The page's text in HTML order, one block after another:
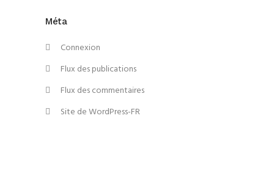
Méta
Connexion
Flux des publications
Flux des commentaires
Site de WordPress-FR